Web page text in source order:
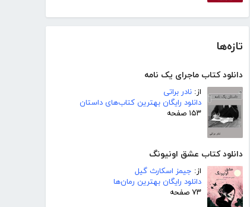
تازه‌ها
دانلود کتاب ماجرای یک نامه
از: نادر براتی
دانلود رایگان بهترین کتاب‌های داستان
۱۵۳ صفحه
دانلود کتاب عشق اونیونگ
از: جیمز اسکارث گیل
دانلود رایگان بهترین رمان‌ها
۷۳ صفحه